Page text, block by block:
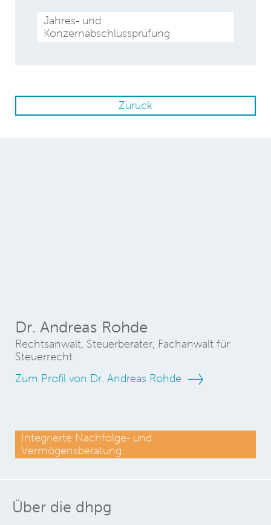
Jahres- und
Konzernabschlussprüfung
Zurück
Dr. Andreas Rohde
Rechtsanwalt, Steuerberater, Fachanwalt für
Steuerrecht
Zum Profil von Dr. Andreas Rohde
Integrierte Nachfolge- und
Vermögensberatung
Über die dhpg